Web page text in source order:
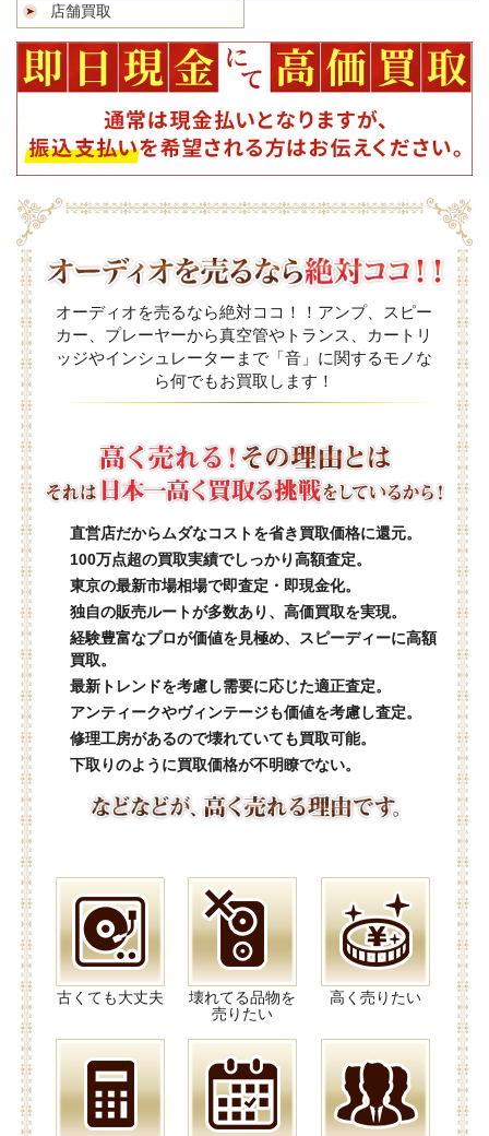
店舗買取
オーディオを売るなら絶対ココ！！アンプ、スピー
カー、プレーヤーから真空管やトランス、カートリ
ッジやインシュレーターまで「音」に関するモノな
ら何でもお買取します！
直営店だからムダなコストを省き買取価格に還元。
100万点超の買取実績でしっかり高額査定。
東京の最新市場相場で即査定・即現金化。
独自の販売ルートが多数あり、高価買取を実現。
経験豊富なプロが価値を見極め、スピーディーに高額
買取。
最新トレンドを考慮し需要に応じた適正査定。
アンティークやヴィンテージも価値を考慮し査定。
修理工房があるので壊れていても買取可能。
下取りのように買取価格が不明瞭でない。
古くても大丈夫
壊れてる品物を
売りたい
高く売りたい